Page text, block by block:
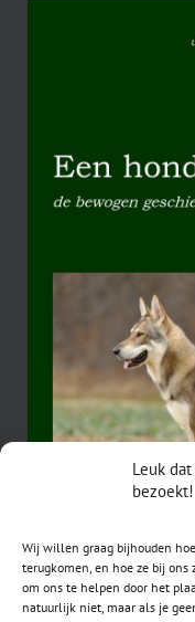
Leuk
bezoekt!
Wij willen graag bijhouden
terugkomen, en hoe ze bij
om ons te helpen door het
natuurlijk niet, maar als je